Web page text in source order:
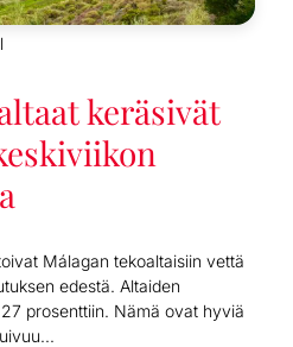
keräsivät
Málagan tekoaltaisiin vettä
edestä. Altaiden
prosenttiin. Nämä ovat hyviä